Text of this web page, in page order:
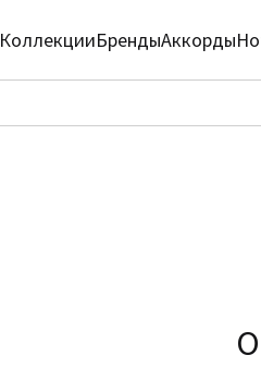
КоллекцииБрендыАккорды